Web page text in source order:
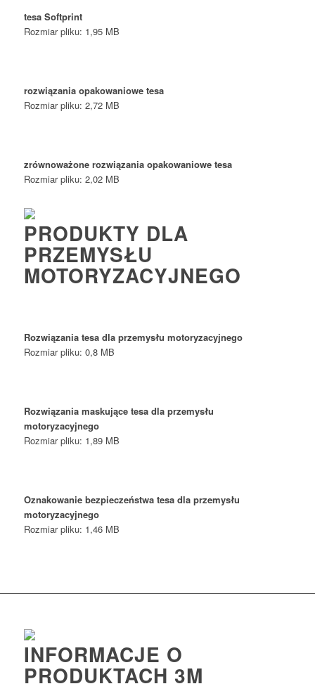
tesa Softprint
Rozmiar pliku: 1,95 MB
rozwiązania opakowaniowe tesa
Rozmiar pliku: 2,72 MB
zrównoważone rozwiązania opakowaniowe tesa
Rozmiar pliku: 2,02 MB
PRODUKTY DLA
PRZEMYSŁU
MOTORYZACYJNEGO
Rozwiązania tesa dla przemysłu motoryzacyjnego
Rozmiar pliku: 0,8 MB
Rozwiązania maskujące tesa dla przemysłu
motoryzacyjnego
Rozmiar pliku: 1,89 MB
Oznakowanie bezpieczeństwa tesa dla przemysłu
motoryzacyjnego
Rozmiar pliku: 1,46 MB
INFORMACJE O
PRODUKTACH 3M